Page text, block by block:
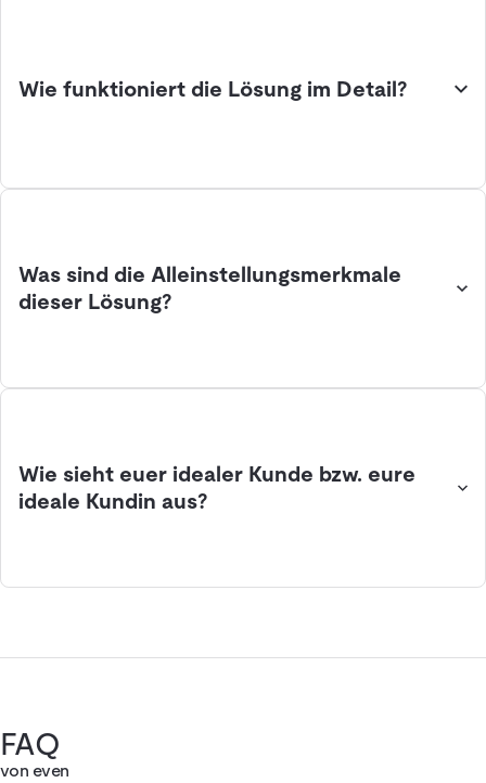
Wie funktioniert die Lösung im Detail?
Was sind die Alleinstellungsmerkmale
dieser Lösung?
Wie sieht euer idealer Kunde bzw. eure
ideale Kundin aus?
FAQ
von even